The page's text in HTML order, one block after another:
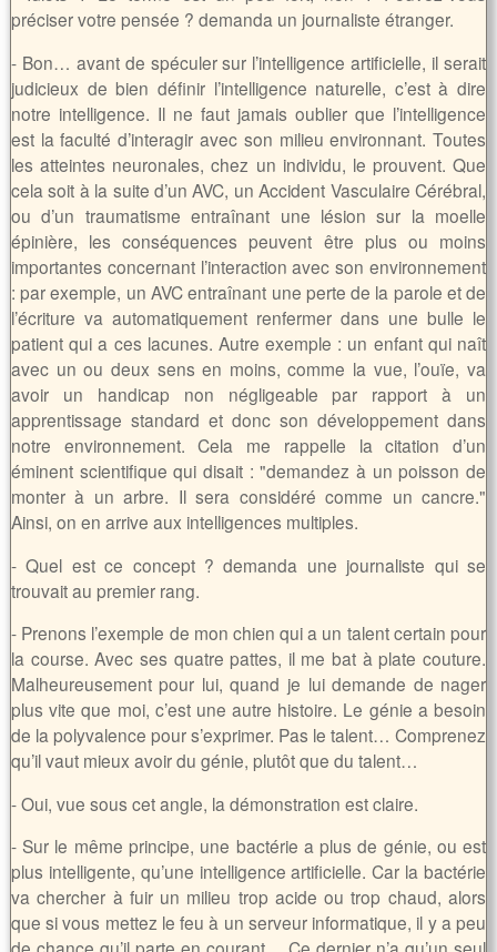
préciser votre pensée ? demanda un journaliste étranger.
- Bon… avant de spéculer sur l’intelligence artificielle, il serait
judicieux de bien définir l’intelligence naturelle, c’est à dire
notre intelligence. Il ne faut jamais oublier que l’intelligence
est la faculté d’interagir avec son milieu environnant. Toutes
les atteintes neuronales, chez un individu, le prouvent. Que
cela soit à la suite d’un AVC, un Accident Vasculaire Cérébral,
ou d’un traumatisme entraînant une lésion sur la moelle
épinière, les conséquences peuvent être plus ou moins
importantes concernant l’interaction avec son environnement
: par exemple, un AVC entraînant une perte de la parole et de
l’écriture va automatiquement renfermer dans une bulle le
patient qui a ces lacunes. Autre exemple : un enfant qui naît
avec un ou deux sens en moins, comme la vue, l’ouïe, va
avoir un handicap non négligeable par rapport à un
apprentissage standard et donc son développement dans
notre environnement. Cela me rappelle la citation d’un
éminent scientifique qui disait : "demandez à un poisson de
monter à un arbre. Il sera considéré comme un cancre."
Ainsi, on en arrive aux intelligences multiples.
- Quel est ce concept ? demanda une journaliste qui se
trouvait au premier rang.
- Prenons l’exemple de mon chien qui a un talent certain pour
la course. Avec ses quatre pattes, il me bat à plate couture.
Malheureusement pour lui, quand je lui demande de nager
plus vite que moi, c’est une autre histoire. Le génie a besoin
de la polyvalence pour s’exprimer. Pas le talent… Comprenez
qu’il vaut mieux avoir du génie, plutôt que du talent…
- Oui, vue sous cet angle, la démonstration est claire.
- Sur le même principe, une bactérie a plus de génie, ou est
plus intelligente, qu’une intelligence artificielle. Car la bactérie
va chercher à fuir un milieu trop acide ou trop chaud, alors
que si vous mettez le feu à un serveur informatique, il y a peu